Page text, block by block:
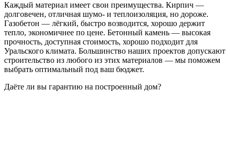
Каждый материал имеет свои преимущества. Кирпич —
долговечен, отличная шумо- и теплоизоляция, но дороже.
Газобетон — лёгкий, быстро возводится, хорошо держит
тепло, экономичнее по цене. Бетонный камень — высокая
прочность, доступная стоимость, хорошо подходит для
Уральского климата. Большинство наших проектов допускают
строительство из любого из этих материалов — мы поможем
выбрать оптимальный под ваш бюджет.
Даёте ли вы гарантию на построенный дом?